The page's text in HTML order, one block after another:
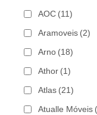
AOC (11)
Aramoveis (2)
Arno (18)
Athor (1)
Atlas (21)
Atualle Móveis